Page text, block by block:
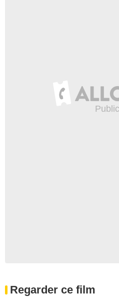
Regarder ce film